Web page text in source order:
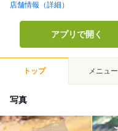
店舗情報（詳細）
アプリで開く
トップ メニュー
写真